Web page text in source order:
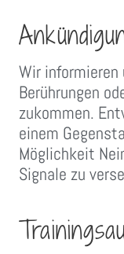
Wir informieren
Berührungen
zukommen.
einem
Möglichkeit
Signale zu